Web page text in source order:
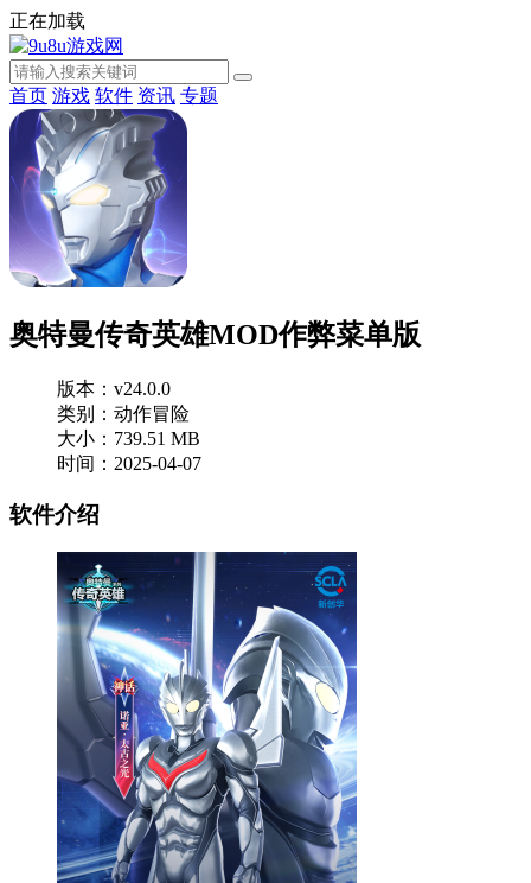
正在加载
首页 游戏 软件 资讯 专题
奥特曼传奇英雄MOD作弊菜单版
版本：v24.0.0
类别：动作冒险
大小：739.51 MB
时间：2025-04-07
软件介绍